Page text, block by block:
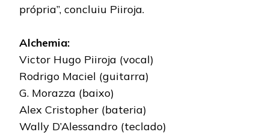
própria”, concluiu Piiroja.
Alchemia:
Victor Hugo Piiroja (vocal)
Rodrigo Maciel (guitarra)
G. Morazza (baixo)
Alex Cristopher (bateria)
Wally D’Alessandro (teclado)